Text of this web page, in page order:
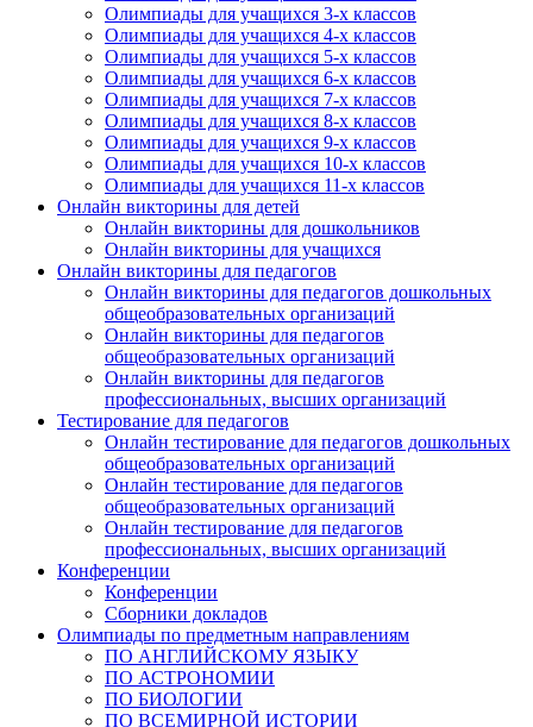
Олимпиады для учащихся 3-х классов
Олимпиады для учащихся 4-х классов
Олимпиады для учащихся 5-х классов
Олимпиады для учащихся 6-х классов
Олимпиады для учащихся 7-х классов
Олимпиады для учащихся 8-х классов
Олимпиады для учащихся 9-х классов
Олимпиады для учащихся 10-х классов
Олимпиады для учащихся 11-х классов
Онлайн викторины для детей
Онлайн викторины для дошкольников
Онлайн викторины для учащихся
Онлайн викторины для педагогов
Онлайн викторины для педагогов дошкольных
общеобразовательных организаций
Онлайн викторины для педагогов
общеобразовательных организаций
Онлайн викторины для педагогов
профессиональных, высших организаций
Тестирование для педагогов
Онлайн тестирование для педагогов дошкольных
общеобразовательных организаций
Онлайн тестирование для педагогов
общеобразовательных организаций
Онлайн тестирование для педагогов
профессиональных, высших организаций
Конференции
Конференции
Сборники докладов
Олимпиады по предметным направлениям
ПО АНГЛИЙСКОМУ ЯЗЫКУ
ПО АСТРОНОМИИ
ПО БИОЛОГИИ
ПО ВСЕМИРНОЙ ИСТОРИИ